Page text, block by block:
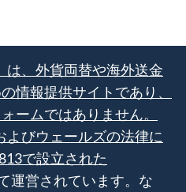
、外貨両替や海外送金
情報提供サイトであり、
ームではありません。
よびウェールズの法律に
で設立された
運営されています。な